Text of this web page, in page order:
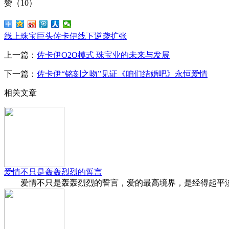
赞（10）
线上珠宝巨头佐卡伊线下逆袭扩张
上一篇： 佐卡伊O2O模式 珠宝业的未来与发展
下一篇： 佐卡伊“铭刻之吻”见证《咱们结婚吧》永恒爱情
相关文章
爱情不只是轰轰烈烈的誓言
爱情不只是轰轰烈烈的誓言，爱的最高境界，是经得起平